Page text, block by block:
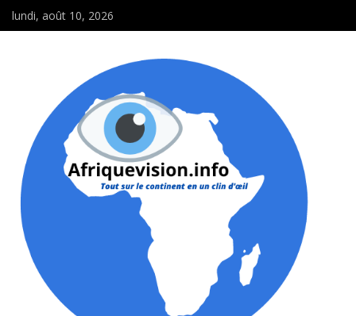
lundi, août 10, 2026